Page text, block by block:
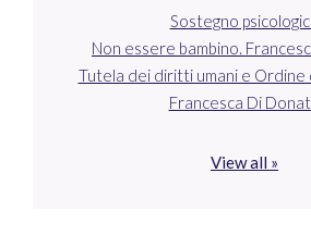
Sostegno
Non essere bambino.
Tutela dei diritti umani e Ordine
Francesca Di
View all »